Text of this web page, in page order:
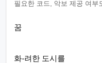
필요한 코드, 악보 제공 여부
꿈
화-려한 도시를